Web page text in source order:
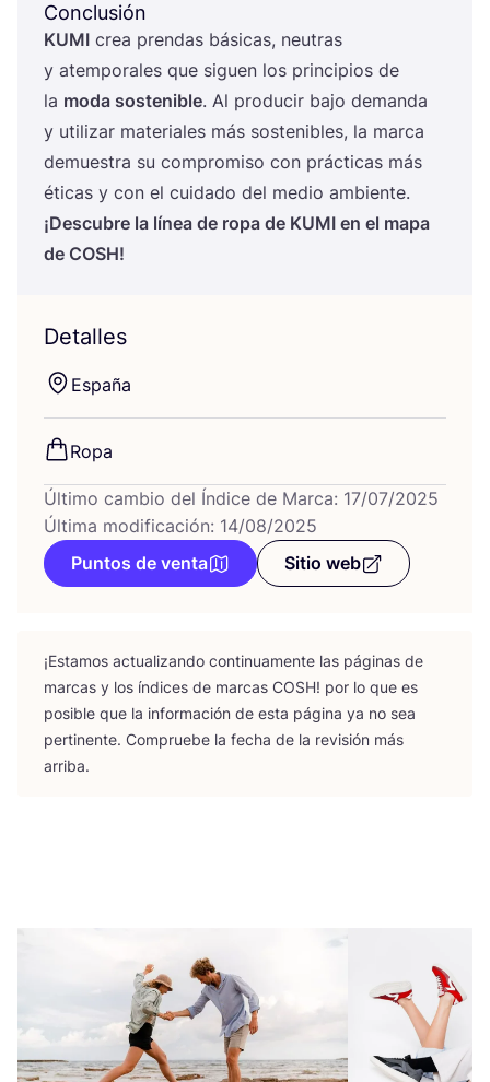
Conclusión
KUMI crea pren­das bási­cas, neu­tras
y atem­po­ra­les que siguen los prin­ci­pios de
la moda sos­te­ni­ble. Al pro­du­cir bajo deman­da
y uti­li­zar mate­ria­les más sos­te­ni­bles, la mar­ca
demues­tra su com­pro­mi­so con prác­ti­cas más
éti­cas y con el cui­da­do del medio ambiente.
¡Des­cu­bre la línea de ropa de KUMI en el mapa
de COSH!
Detalles
Espa­ña
Ropa
Último cambio del Índice de Marca: 17/07/2025
Última modificación: 14/08/2025
Puntos de venta
Sitio web
¡Esta­mos actua­li­zan­do con­ti­nua­men­te las pági­nas de
mar­cas y los índi­ces de mar­cas COSH! por lo que es
posi­ble que la infor­ma­ción de esta pági­na ya no sea
per­ti­nen­te. Com­prue­be la fecha de la revi­sión más
arriba.